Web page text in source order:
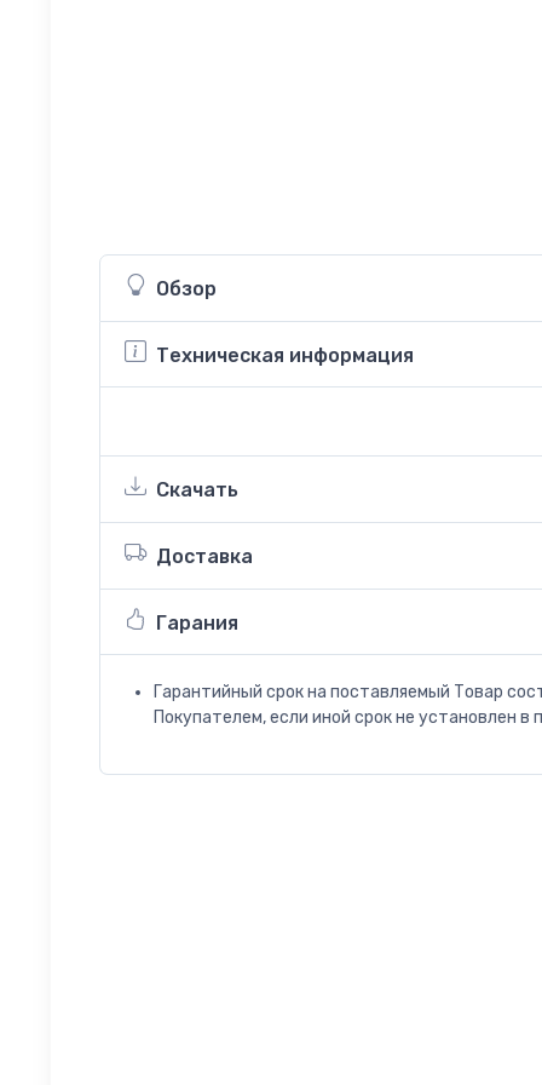
Обзор
Техническая информация
Скачать
Доставка
Гарания
Гарантийный срок на поставляемый Товар
Покупателем, если иной срок не установлен